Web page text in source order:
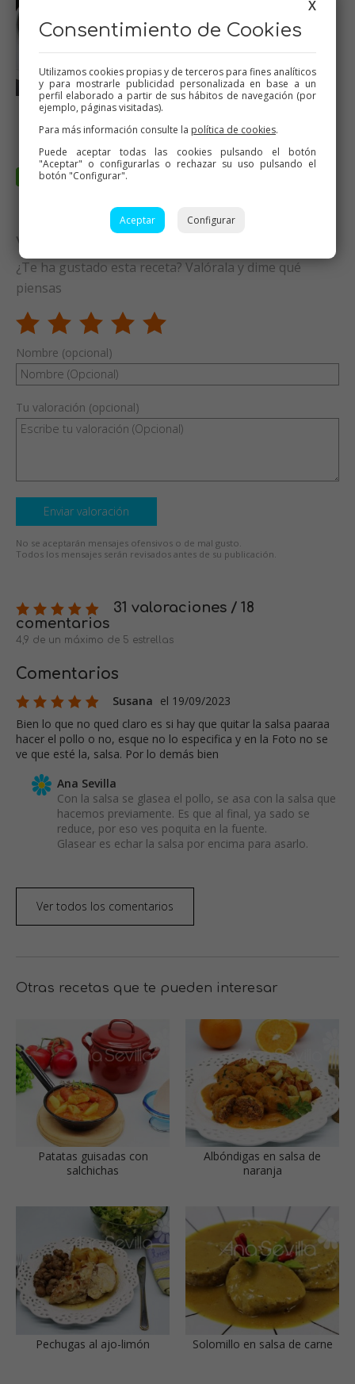
Pollo glaseado a la
Valora esta receta
¿Te ha gustado esta receta? Valórala y dime qué
piensas
Nombre (opcional)
Tu valoración (opcional)
Enviar valoración
No se aceptarán mensajes ofensivos o de mal gusto.
Todos los mensajes serán revisados antes de su publicación.
31 valoraciones / 18
comentarios
4,9 de un máximo de 5 estrellas
Comentarios
Susana el 19/09/2023
Bien lo que no qued claro es si hay que quitar la salsa paaraa
hacer el pollo o no, esque no lo especifica y en la Foto no se
ve que esté la, salsa. Por lo demás bien
Ana Sevilla
Con la salsa se glasea el pollo, se asa con la salsa que
hacemos previamente. Es que al final, ya sado se
reduce, por eso ves poquita en la fuente.
Glasear es echar la salsa por encima para asarlo.
Ver todos los comentarios
Otras recetas que te pueden interesar
Patatas guisadas con
salchichas
Albóndigas en salsa de
naranja
Pechugas al ajo-limón Solomillo en salsa de carne
X
Consentimiento de Cookies
Utilizamos cookies propias y de terceros para fines analíticos
y para mostrarle publicidad personalizada en base a un
perfil elaborado a partir de sus hábitos de navegación (por
ejemplo, páginas visitadas).
Para más información consulte la política de cookies.
Puede aceptar todas las cookies pulsando el botón
"Aceptar" o configurarlas o rechazar su uso pulsando el
botón "Configurar".
Aceptar Configurar